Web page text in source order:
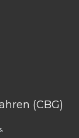
(CBG)